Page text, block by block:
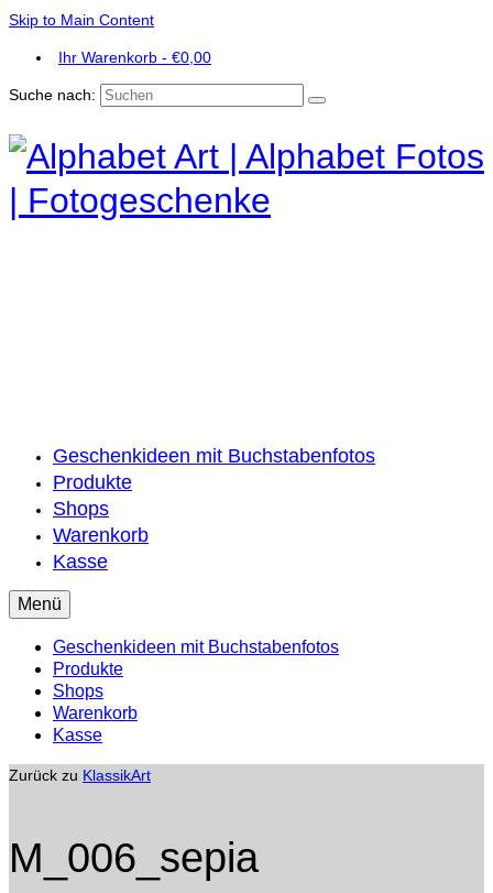
Skip to Main Content
Ihr Warenkorb - €0,00
Suche nach:
Geschenkideen mit Buchstabenfotos
Produkte
Shops
Warenkorb
Kasse
Menü
Geschenkideen mit Buchstabenfotos
Produkte
Shops
Warenkorb
Kasse
Zurück zu KlassikArt
M_006_sepia